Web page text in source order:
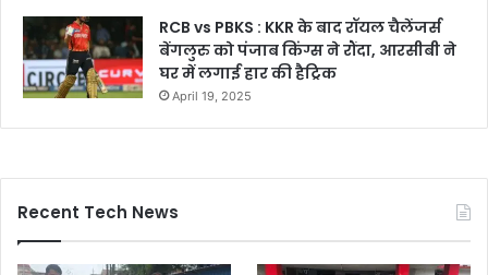
RCB vs PBKS : KKR के बाद रॉयल चैलेंजर्स
बेंगलुरु को पंजाब किंग्स ने रौंदा, आरसीबी ने
घर में लगाई हार की हैट्रिक
April 19, 2025
Recent Tech News